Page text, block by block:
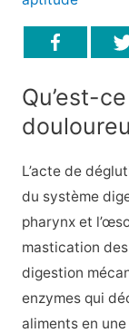
Qu’est-
L’acte de
du système
pharynx et
mastication
digestion
enzymes qui
aliments en